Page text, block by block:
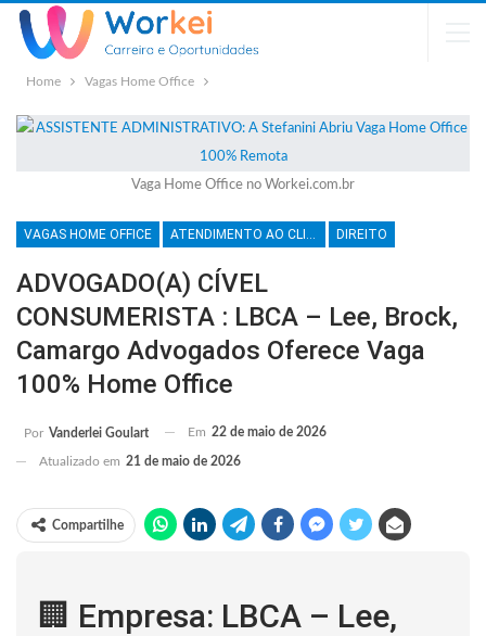
Home Vagas Home Office
Vaga Home Office no Workei.com.br
VAGAS HOME OFFICE ATENDIMENTO AO CLIENTE DIREITO
ADVOGADO(A) CÍVEL
CONSUMERISTA : LBCA – Lee, Brock,
Camargo Advogados Oferece Vaga
100% Home Office
Por Vanderlei Goulart Em 22 de maio de 2026
Atualizado em 21 de maio de 2026
Compartilhe
🏢 Empresa: LBCA – Lee,